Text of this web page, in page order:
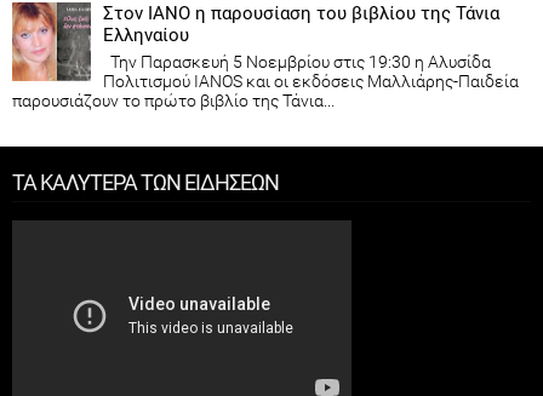
Στον ΙΑΝΟ η παρουσίαση του βιβλίου της Τάνια
Ελληναίου
Την Παρασκευή 5 Νοεμβρίου στις 19:30 η Αλυσίδα
Πολιτισμού IANOS και οι εκδόσεις Μαλλιάρης-Παιδεία
παρουσιάζουν το πρώτο βιβλίο της Τάνια...
ΤΑ ΚΑΛΥΤΕΡΑ ΤΩΝ ΕΙΔΗΣΕΩΝ